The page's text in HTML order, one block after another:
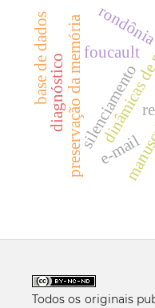
silenciamento
preservação da memóriafoucault
diagnóstico
e-mail
rondônia
base de dados
Todos os originais